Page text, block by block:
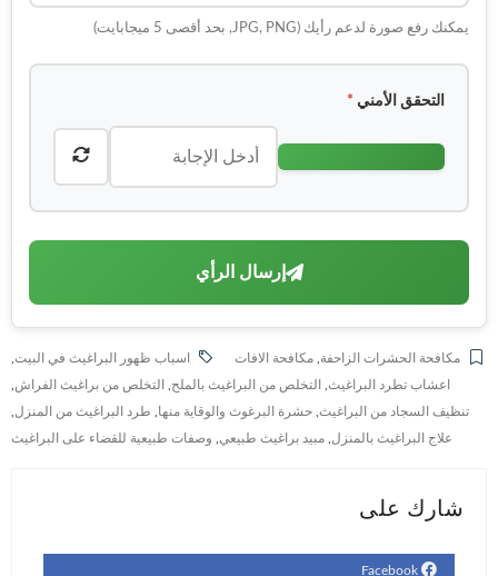
يمكنك رفع صورة لدعم رأيك (JPG, PNG, بحد أقصى 5 ميجابايت)
التحقق الأمني *
إرسال الرأي
مكافحة الحشرات الزاحفة مكافحة الافات اسباب ظهور البراغيث في البيت
اعشاب تطرد البراغيث
التخلص من البراغيث بالملح التخلص من براغيث الفراش
تنظيف السجاد من البراغيث حشرة البرغوث والوقاية منها طرد البراغيث من المنزل
علاج البراغيث بالمنزل مبيد براغيث طبيعي وصفات طبيعية للقضاء على البراغيث
شارك على